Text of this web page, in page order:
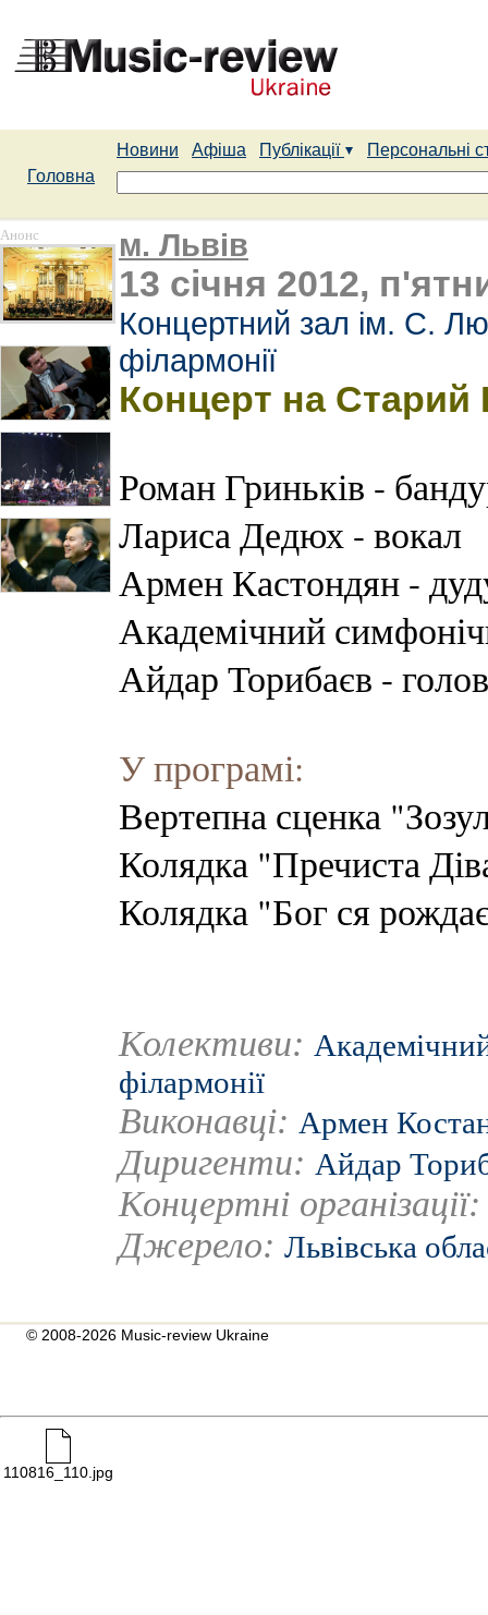
Новини Афіша Публікації
Персональні
Головна
Анонс м. Львів
13 січня 2012,
Концертний зал ім. С.
філармонії
Концерт на Старий
Роман Гриньків -
Лариса Дедюх - вокал
Армен Кастондян -
Академічний
Айдар Торибаєв -
У програмі:
Вертепна сценка
Колядка "Пречиста
Колядка "Бог ся
Колективи:
філармонії
Виконавці: Армен
Диригенти: Айдар
Концертні
Джерело: Львівська
© 2008-2026 Music-review Ukraine
110816_110.jpg